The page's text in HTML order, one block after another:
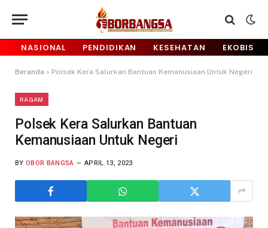
NASIONAL PENDIDIKAN KESEHATAN EKOBIS
Beranda » Polsek Kera Salurkan Bantuan Kemanusiaan Untuk Negeri
RAGAM
Polsek Kera Salurkan Bantuan
Kemanusiaan Untuk Negeri
BY OBOR BANGSA APRIL 13, 2023